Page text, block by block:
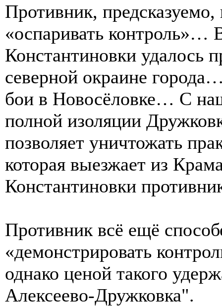
Противник,
«оспаривать контроль»…
Константиновки удалось
северной окраине
бои в Новосёловке… С
полной изоляции
позволяет уничтожать
которая выезжает из
Константиновки
Противник всё ещё
«демонстрировать
однако ценой такого
Алексеево-Дружковка".